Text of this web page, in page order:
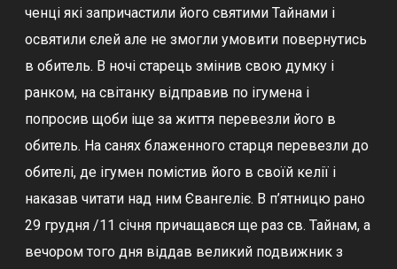
ченці які запричастили його святими Тайнами і
освятили єлей але не змогли умовити повернутись
в обитель. В ночі старець змінив свою думку і
ранком, на світанку відправив по ігумена і
попросив щоби іще за життя перевезли його в
обитель. На санях блаженного старця перевезли до
обителі, де ігумен помістив його в своїй келії і
наказав читати над ним Євангеліє. В п’ятницю рано
29 грудня /11 січня причащався ще раз св. Тайнам, а
вечором того дня віддав великий подвижник з